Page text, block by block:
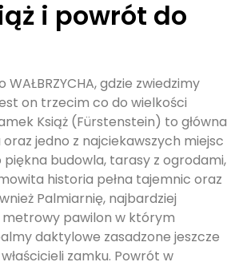
i powrót do
WAŁBRZYCHA, gdzie zwiedzimy
on trzecim co do wielkości
Książ (Fürstenstein) to główna
jedno z najciekawszych miejsc
piękna budowla, tarasy z ogrodami,
historia pełna tajemnic oraz
Palmiarnię, najbardziej
metrowy pawilon w którym
daktylowe zasadzone jeszcze
zamku. Powrót w